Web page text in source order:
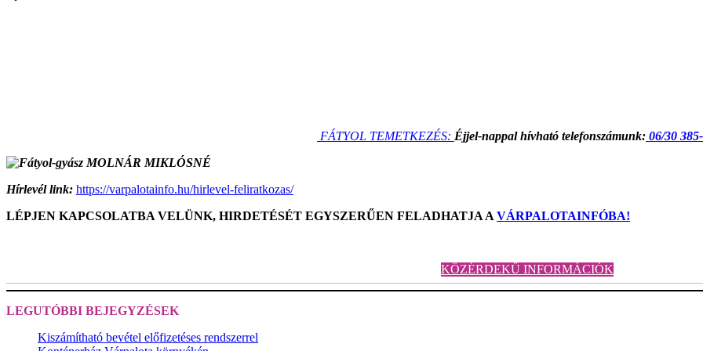
FÁTYOL TEMETKEZÉS: Éjjel-nappal hívható telefonszámunk: 06/30
Hírlevél link: https://varpalotainfo.hu/hirlevel-feliratkozas/
LÉPJEN KAPCSOLATBA VELÜNK, HIRDETÉSÉT EGYSZERŰEN FELADHATJA A VÁRPALOTAINFÓBA!
KÖZÉRDEKŰ INFORMÁCIÓK
LEGUTÓBBI BEJEGYZÉSEK
Kiszámítható bevétel előfizetéses rendszerrel